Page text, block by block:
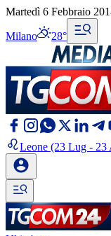
Martedì 6 Febbraio
Milano 28°
Leone (23 Lug - 23